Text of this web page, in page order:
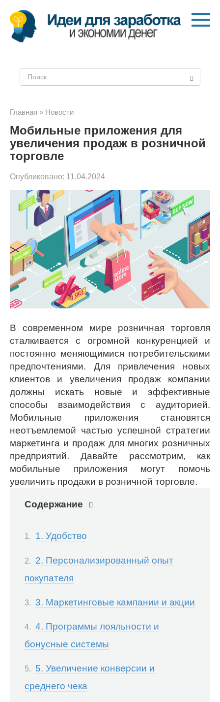
Перейти
контенту
Главная » Новости
Мобильные приложения для
увеличения продаж в розничной
торговле
Опубликовано: 11.04.2024
В современном мире розничная торговля
сталкивается с огромной конкуренцией и
постоянно меняющимися потребительскими
предпочтениями. Для привлечения новых
клиентов и увеличения продаж компании
должны искать новые и эффективные
способы взаимодействия с аудиторией.
Мобильные приложения становятся
неотъемлемой частью успешной стратегии
маркетинга и продаж для многих розничных
предприятий. Давайте рассмотрим, как
мобильные приложения могут помочь
увеличить продажи в розничной торговле.
Содержание
1. Удобство
2. Персонализированный опыт
покупателя
3. Маркетинговые кампании и акции
4. Программы лояльности и
бонусные системы
5. Увеличение конверсии и
среднего чека